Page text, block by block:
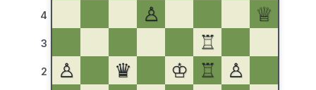
4
3
2
♙
♕
♖
♙
♛ ♔ ♖ ♙